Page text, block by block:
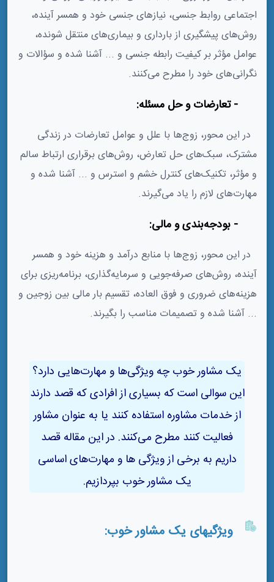
اجتماعی روابط جنسی، نیازهای جنسی خود و همسر آینده،
روش‌های پیشگیری از بارداری و بیماری‌های منتقل شونده،
عوامل مؤثر بر کیفیت رابطه جنسی و ... آشنا شده و سؤالات و
نگرانی‌های خود را مطرح می‌کنند.
در این محور، زوج‌ها با علل و عوامل تعارضات در زندگی
مشترک، سبک‌های حل تعارض، روش‌های برقراری ارتباط سالم
و مؤثر، تکنیک‌های کنترل خشم و استرس و ... آشنا شده و
مهارت‌های لازم را یاد می‌گیرند.
در این محور، زوج‌ها با منابع درآمد و هزینه خود و همسر
آینده، روش‌های صرفه‌جویی و سرمایه‌گذاری، برنامه‌ریزی برای
هزینه‌های ضروری و فوق العاده، تقسیم بار مالی بین زوجین و
... آشنا شده و تصمیمات مناسب را بگیرند.
یک مشاور خوب چه ویژگی‌ها و مهارت‌هایی دارد؟
این سوالی است که بسیاری از افرادی که قصد دارند
از خدمات مشاوره استفاده کنند یا به عنوان مشاور
فعالیت کنند مطرح می‌کنند. در این مقاله قصد
داریم به برخی از ویژگی ها و مهارت‌های اساسی
یک مشاور خوب بپردازیم.
ویژگیهای یک مشاور خوب: